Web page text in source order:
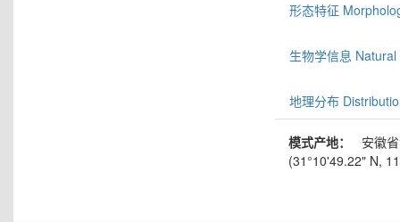
形态特征
生物学信息
地理分布
模式产地：
安徽
(31°10'49.22" N,